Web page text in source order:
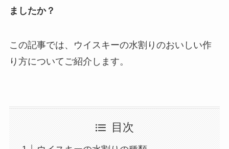
ましたか？
この記事では、ウイスキーの水割りのおいしい作
り方についてご紹介します。
目次